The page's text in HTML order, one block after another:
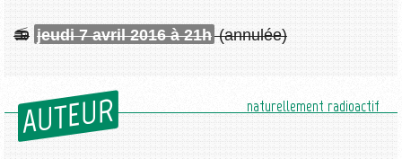
jeudi 7 avril 2016 à 21h(annulée)
AUTEUR naturellement radioactif